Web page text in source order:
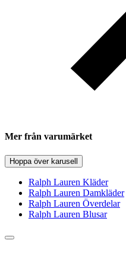
Mer från varumärket
Hoppa över karusell
Ralph Lauren Kläder
Ralph Lauren Damkläder
Ralph Lauren Överdelar
Ralph Lauren Blusar